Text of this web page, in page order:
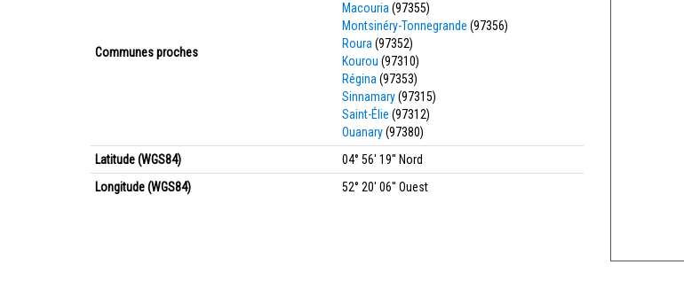
Communes proches
Macouria (97355)
Montsinéry-Tonnegrande (97356)
Roura (97352)
Kourou (97310)
Régina (97353)
Sinnamary(97315)
Saint-Élie (97312)
Ouanary(97380)
Latitude (WGS84)
04° 56' 19'' Nord
Longitude (WGS84)
52° 20' 06'' Ouest